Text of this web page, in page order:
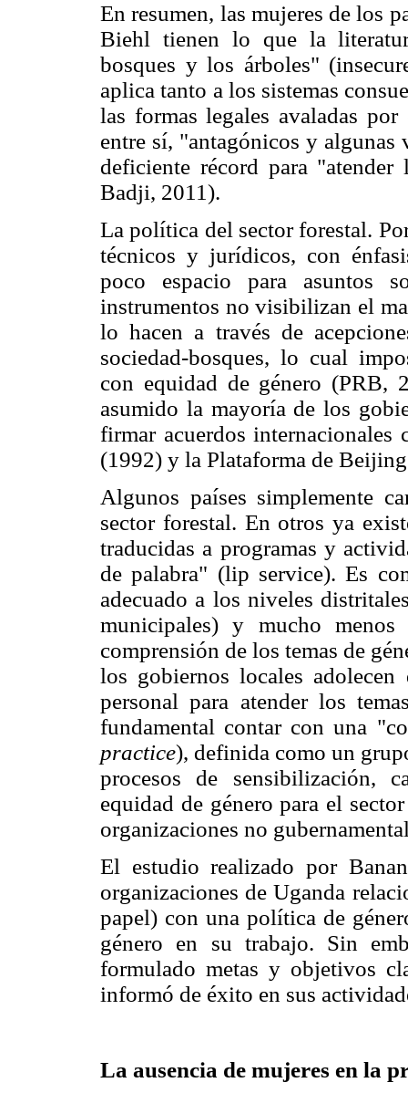
En resumen, las mujeres de los
Biehl tienen lo que la
bosques y los árboles"
aplica tanto a los sistemas
las formas legales avaladas
entre sí, "antagónicos y algunas
deficiente récord para
Badji, 2011).
La política del sector forestal.
técnicos y jurídicos, con
poco espacio para asuntos
instrumentos no visibilizan el
lo hacen a través de
sociedad-bosques, lo cual
con equidad de género (PRB,
asumido la mayoría de los
firmar acuerdos
(1992) y la Plataforma de
Algunos países simplemente
sector forestal. En otros ya
traducidas a programas y
de palabra" (lip service). Es
adecuado a los niveles
municipales) y mucho
comprensión de los temas de
los gobiernos locales
personal para atender los
fundamental contar con una
practice), definida como un
procesos de sensibilización,
equidad de género para el
organizaciones no
El estudio realizado por
organizaciones de Uganda
papel) con una política de
género en su trabajo. Sin
formulado metas y objetivos
informó de éxito en sus
La ausencia de mujeres en la